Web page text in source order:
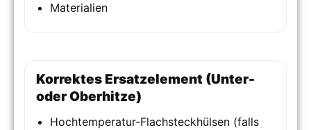
Materialien
Korrektes Ersatzelement (Unter-
oder Oberhitze)
Hochtemperatur-Flachsteckhülsen (falls